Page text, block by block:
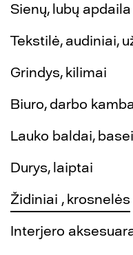
Sienų, lubų apdaila
Tekstilė, audiniai,
Grindys, kilimai
Biuro, darbo
Lauko baldai,
Durys, laiptai
Židiniai , krosnelės
Interjero